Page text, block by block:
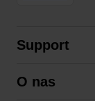
Support
O nas